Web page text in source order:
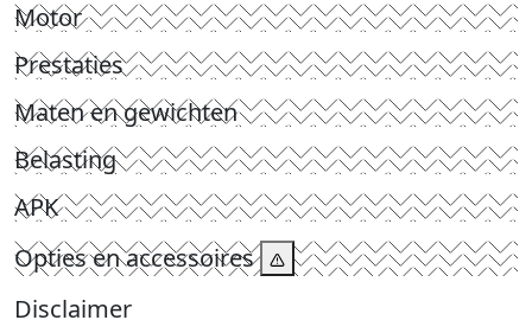
Motor
Prestaties
Maten en gewichten
Belasting
APK
Opties en accessoires
Disclaimer